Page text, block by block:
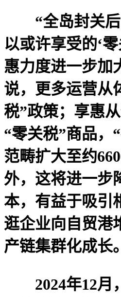
“全岛封关后
以或许享受的‘
惠力度进一步加
说，更多运营从
税”政策；享惠
“零关税”商品，
范畴扩大至约
外，这将进一步
本，有益于吸引
逛企业向自贸港
产链集群化成长。
2024年12月